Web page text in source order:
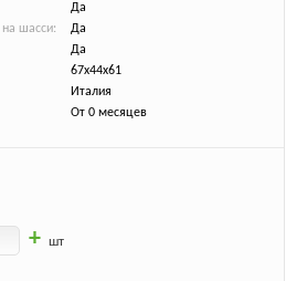
Да
на шасси:
Да
Да
67х44х61
Италия
От 0 месяцев
+ шт